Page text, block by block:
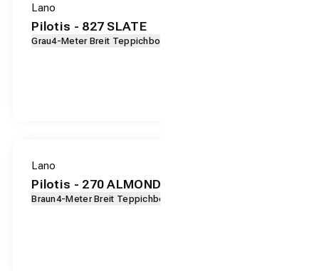
Lano
Pilotis - 827 SLATE
Grau4-Meter Breit Teppichboden
Lano
Pilotis - 270 ALMOND
Braun4-Meter Breit Teppichboden